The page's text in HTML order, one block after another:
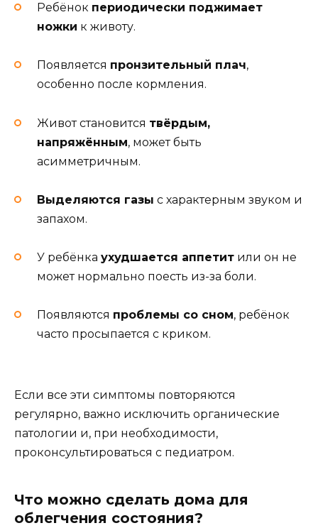
Ребёнок периодически поджимает
ножки к животу.
Появляется пронзительный плач,
особенно после кормления.
Живот становится твёрдым,
напряжённым, может быть
асимметричным.
Выделяются газы с характерным звуком и
запахом.
У ребёнка ухудшается аппетит или он не
может нормально поесть из-за боли.
Появляются проблемы со сном, ребёнок
часто просыпается с криком.
Если все эти симптомы повторяются
регулярно, важно исключить органические
патологии и, при необходимости,
проконсультироваться с педиатром.
Что можно сделать дома для
облегчения состояния?